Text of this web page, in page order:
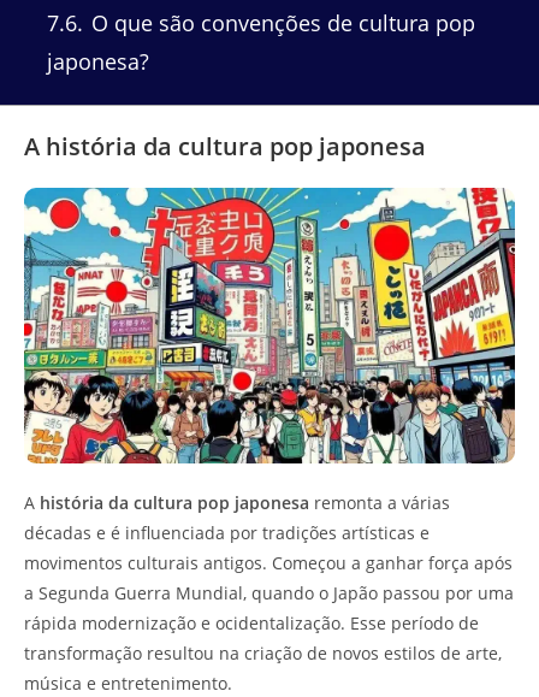
7.6 O que são convenções de cultura pop
japonesa?
A história da cultura pop japonesa
A história da cultura pop japonesa remonta a várias
décadas e é influenciada por tradições artísticas e
movimentos culturais antigos. Começou a ganhar força após
a Segunda Guerra Mundial, quando o Japão passou por uma
rápida modernização e ocidentalização. Esse período de
transformação resultou na criação de novos estilos de arte,
música e entretenimento.